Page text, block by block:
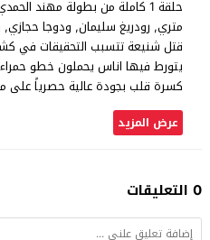
حلقة 1 كاملة من بطولة مهند
متري, رودريغ سليمان, ودوجا
قتل شنيعة تتسبب التحقيقات في
كسرة قلب بجودة عالية حصرياً على
عرض المزيد
0 التعليقات